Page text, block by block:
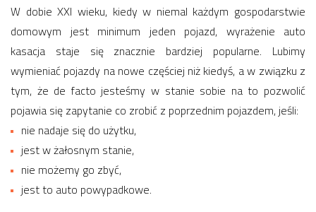
W dobie XXI wieku, kiedy w niemal każdym gospodarstwie
domowym jest minimum jeden pojazd, wyrażenie auto
kasacja staje się znacznie bardziej popularne. Lubimy
wymieniać pojazdy na nowe częściej niż kiedyś, a w związku z
tym, że de facto jesteśmy w stanie sobie na to pozwolić
pojawia się zapytanie co zrobić z poprzednim pojazdem, jeśli:
nie nadaje się do użytku,
jest w żałosnym stanie,
nie możemy go zbyć,
jest to auto powypadkowe.